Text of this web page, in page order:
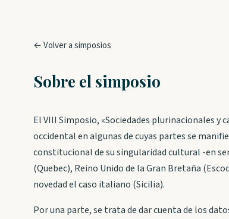
← Volver a simposios
Sobre el simposio
El VIII Simposio, «Sociedades plurinacionales
occidental en algunas de cuyas partes se
constitucional de su singularidad cultural -en
(Quebec), Reino Unido de la Gran Bretaña
novedad el caso italiano (Sicilia).
Por una parte, se trata de dar cuenta de los